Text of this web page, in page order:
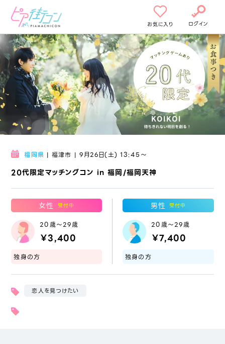
お気に入り ログイン
20代限定マッチングコン in 福岡/福岡天神
福岡県 | 福津市 | 9月26日(土) 13:45〜
女性 受付中
20歳～29歳
￥3,400
独身の方
男性 受付中
20歳～29歳
￥7,400
独身の方
恋人を見つけたい